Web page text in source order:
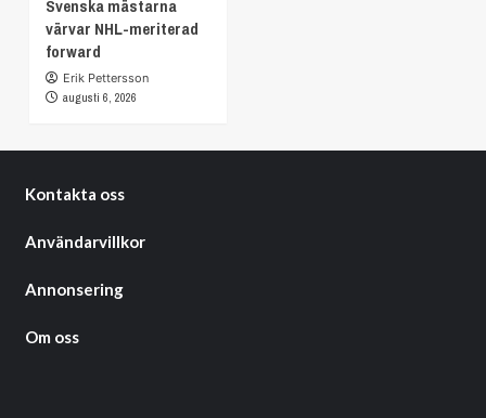
Svenska mästarna
värvar NHL-meriterad
forward
Erik Pettersson
augusti 6, 2026
Kontakta oss
Användarvillkor
Annonsering
Om oss